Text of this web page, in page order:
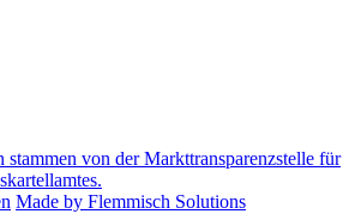
stammen von der Markttransparenzstelle für
Made by Flemmisch Solutions